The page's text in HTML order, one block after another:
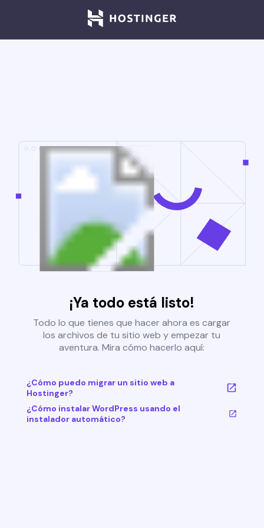
¡Ya todo está listo!
Todo lo que tienes que hacer ahora es cargar
los archivos de tu sitio web y empezar tu
aventura. Mira cómo hacerlo aquí:
¿Cómo puedo migrar un sitio web a
Hostinger?
¿Cómo instalar WordPress usando el
instalador automático?